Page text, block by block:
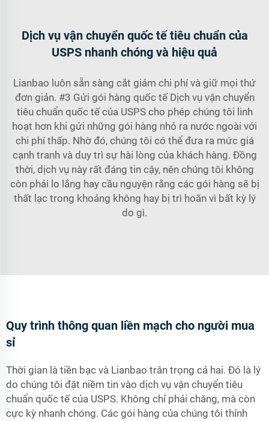
Dịch vụ vận chuyển quốc tế tiêu chuẩn của
USPS nhanh chóng và hiệu quả
Lianbao luôn sẵn sàng cắt giảm chi phí và giữ mọi thứ
đơn giản. #3 Gửi gói hàng quốc tế Dịch vụ vận chuyển
tiêu chuẩn quốc tế của USPS cho phép chúng tôi linh
hoạt hơn khi gửi những gói hàng nhỏ ra nước ngoài với
chi phí thấp. Nhờ đó, chúng tôi có thể đưa ra mức giá
cạnh tranh và duy trì sự hài lòng của khách hàng. Đồng
thời, dịch vụ này rất đáng tin cậy, nên chúng tôi không
còn phải lo lắng hay cầu nguyện rằng các gói hàng sẽ bị
thất lạc trong khoảng không hay bị trì hoãn vì bất kỳ lý
do gì.
Quy trình thông quan liền mạch cho người mua
sỉ
Thời gian là tiền bạc và Lianbao trân trọng cả hai. Đó là lý
do chúng tôi đặt niềm tin vào dịch vụ vận chuyển tiêu
chuẩn quốc tế của USPS. Không chỉ phải chăng, mà còn
cực kỳ nhanh chóng. Các gói hàng của chúng tôi thỉnh